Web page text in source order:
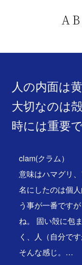
人の内面は
大切なのは
時には重要で
clam(クラム）
意味はハマグリ
名にしたのは個
う事が一番です
ね。 固い殻に包
く、人（自分で
そんな感じ。…